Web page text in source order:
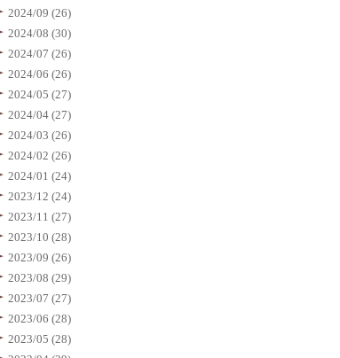
2024/09 (26)
2024/08 (30)
2024/07 (26)
2024/06 (26)
2024/05 (27)
2024/04 (27)
2024/03 (26)
2024/02 (26)
2024/01 (24)
2023/12 (24)
2023/11 (27)
2023/10 (28)
2023/09 (26)
2023/08 (29)
2023/07 (27)
2023/06 (28)
2023/05 (28)